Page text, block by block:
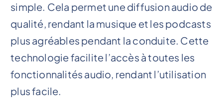
simple. Cela permet une diffusion audio de
qualité, rendant la musique et les podcasts
plus agréables pendant la conduite. Cette
technologie facilite l’accès à toutes les
fonctionnalités audio, rendant l’utilisation
plus facile.